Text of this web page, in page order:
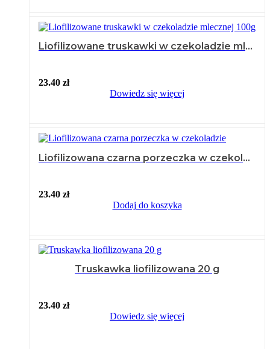
Liofilizowane truskawki w czekoladzie mlecznej 100g
23.40 zł
Dowiedz się więcej
Liofilizowana czarna porzeczka w czekoladzie 100g
23.40 zł
Dodaj do koszyka
Truskawka liofilizowana 20 g
23.40 zł
Dowiedz się więcej